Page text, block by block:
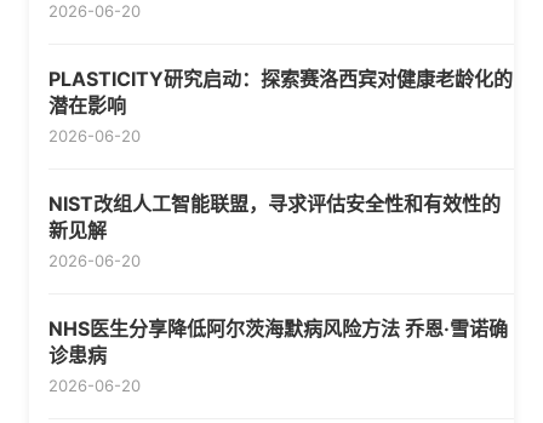
2026-06-20
PLASTICITY研究启动：探索赛洛西宾对健康老龄化的
潜在影响
2026-06-20
NIST改组人工智能联盟，寻求评估安全性和有效性的
新见解
2026-06-20
NHS医生分享降低阿尔茨海默病风险方法 乔恩·雪诺确
诊患病
2026-06-20